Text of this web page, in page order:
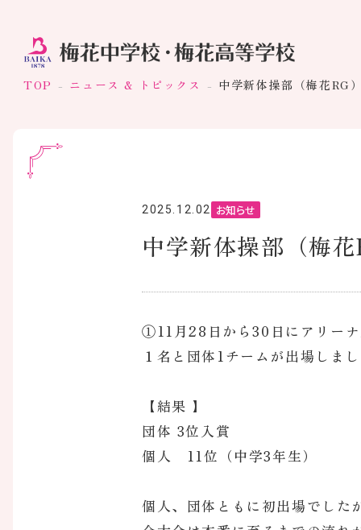
TOP ニュース & トピックス 中学新体操部（梅花RG
2025.12.02 お知らせ
中学新体操部（梅
①11月28日から30日にアリー
１名と団体1チームが出場しま
【結果 】
団体 3位入賞
個人 11位（中学3年生）
個人、団体ともに初出場でした